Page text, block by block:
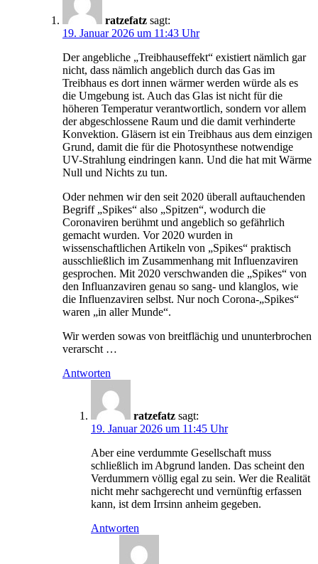
ratzefatz sagt:
19. Januar 2026 um 11:43 Uhr
Der angebliche „Treibhauseffekt“ existiert nämlich gar
nicht, dass nämlich angeblich durch das Gas im
Treibhaus es dort innen wärmer werden würde als es
die Umgebung ist. Auch das Glas ist nicht für die
höheren Temperatur verantwortlich, sondern vor allem
der abgeschlossene Raum und die damit verhinderte
Konvektion. Gläsern ist ein Treibhaus aus dem einzigen
Grund, damit die für die Photosynthese notwendige
UV-Strahlung eindringen kann. Und die hat mit Wärme
Null und Nichts zu tun.
Oder nehmen wir den seit 2020 überall auftauchenden
Begriff „Spikes“ also „Spitzen“, wodurch die
Coronaviren berühmt und angeblich so gefährlich
gemacht wurden. Vor 2020 wurden in
wissenschaftlichen Artikeln von „Spikes“ praktisch
ausschließlich im Zusammenhang mit Influenzaviren
gesprochen. Mit 2020 verschwanden die „Spikes“ von
den Influanzaviren genau so sang- und klanglos, wie
die Influenzaviren selbst. Nur noch Corona-„Spikes“
waren „in aller Munde“.
Wir werden sowas von breitflächig und ununterbrochen
verarscht …
Antworten
ratzefatz sagt:
19. Januar 2026 um 11:45 Uhr
Aber eine verdummte Gesellschaft muss
schließlich im Abgrund landen. Das scheint den
Verdummern völlig egal zu sein. Wer die Realität
nicht mehr sachgerecht und vernünftig erfassen
kann, ist dem Irrsinn anheim gegeben.
Antworten